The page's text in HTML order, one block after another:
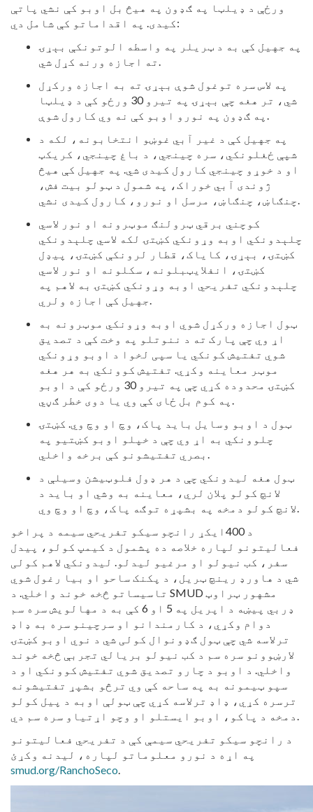
ورځې د ډیلټا په ګډون په هیڅ بل اوبو کې نشي پاتې
کیدی. په اقداماتو کې شامل دي:
په جهيل کې به د ټريلر په واسطه الوتونکې بېړۍ
ته اجازه ورنه کړل شي.
په لاس سره توغول شوې بېړۍ ته به اجازه ورکړل
شي، تر هغه چې بېړۍ په تیرو 30 ورځو کې د ډیلټا
په ګډون په نورو اوبو کې نه وي کارول شوې.
په جهيل کې د غير آبي غوښو انتخابونه، لکه د
شپې ځغلونکي، سره چينجي، د باغ چينجي، کريکټ
او د خوړو چينجي کارول کیدی شي. په جهيل کې هیڅ
ژوندی آبي خوراک، په شمول د ټولو بیت فش،
چنګاښ، چنګاښ، مرسل او نورو، کارول کیدی نشي.
کوچني برقي ټرولنګ موټرونه او نور لاسي
چلېدونکي اوبه وړونکي کښتۍ لکه لاسي چلېدونکي
کښتۍ، بېړۍ، کایاک، قطار لرونکې کښتۍ، پیډل
کښتۍ، انفلایټبلونه، سکلونه او نور لاسي
چلېدونکي تفریحي اوبه وړونکي کښتۍ به لاهم په
جهيل کې اجازه ولري.
ټول اجازه ورکړل شوي اوبه وړونکي موټرونه به
اړ وي چې پارک ته د ننوتلو په وخت کې د تصدیق
شوي تفتیش کونکي یا سپی لخوا د اوبو وړونکي
موټر معاینه وکړي. تفتیش کوونکي به هر هغه
کښتۍ محدوده کړي چې په تیرو 30 ورځو کې د اوبو
په کوم بل ځای کې وي یا دوی خطر ګڼي.
ټول د اوبو وسایل باید پاک، وچ او وچ وي. کښتۍ
چلوونکي به اړ وي چې د خپلو اوبو کښتیو په
بصري تفتیشونو کې برخه واخلي.
ټول هغه لیدونکي چې د هر ډول فلوټیشن وسیلې د
لانچ کولو پلان لري، معاینه به وشي او باید د
لانچ کولو دمخه په بشپړه توګه پاک، وچ او وچ وي.
د 400ایکړ رانچو سیکو تفریحي سیمه د پراخو
فعالیتونو لپاره خلاصه ده پشمول د کیمپ کولو، پیدل
سفر، کب نیولو او مرغیو لیدلو. لیدونکي لاهم کولی
شي د هاورډ رینچ ټریل، د پکنک ساحو او بیا رغول شوي
تاسیساتو څخه خوند واخلي. د SMUD مشهور ټراوټ
ډربي پیښه
د اپریل په 5 او 6 کې به د مهالویش سره سم
دوام وکړي، د کارمندانو او سرچینو سره به ډاډ
ترلاسه شي چې ټول ګډونوال کولی شي د نوي اوبو کښتۍ
لارښوونو سره سم د کب نیولو بریالي تجربې څخه خوند
واخلي. د اوبو د چارو تصدیق شوي تفتیش کوونکي او د
سپو ټیمونه به په ساحه کې وي ترڅو بشپړ تفتیشونه
ترسره کړي، ډاډ ترلاسه کړي چې ټولې اوبه د پیل کولو
دمخه د پاکو، اوبو ایستلو او وچو اړتیاو سره سم دي.
د رانچو سیکو تفریحي سیمې کې د تفریحي فعالیتونو
په اړه د نورو معلوماتو لپاره، لیدنه وکړئ
smud.org/RanchoSeco.